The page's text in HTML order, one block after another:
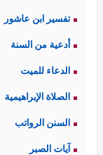
تفسير ابن عاشور
أدعية من السنة
الدعاء للميت
الصلاة الإبراهيمية
السنن الرواتب
آيات الصبر